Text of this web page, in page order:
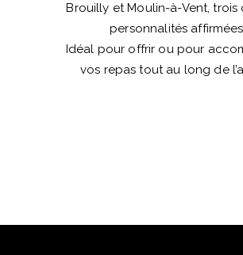
Brouilly et Moulin-à-Vent, trois
personnalités
Idéal pour offrir ou pour
vos repas tout au long de